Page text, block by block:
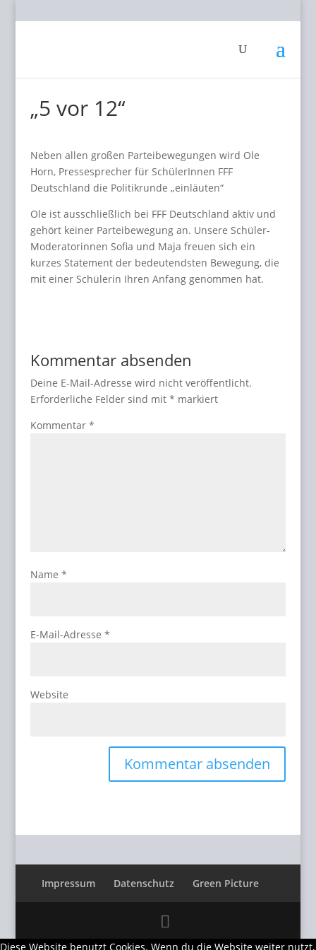
„5 vor 12“
Neben allen großen Parteibewegungen wird Ole
Horn, Pressesprecher für SchülerInnen FFF
Deutschland die Politikrunde „einläuten“
Ole ist ausschließlich bei FFF Deutschland aktiv und
gehört keiner Parteibewegung an. Unsere Schüler-
Moderatorinnen Sofia und Maja freuen sich ein
kurzes Statement der bedeutendsten Bewegung, die
mit einer Schülerin Ihren Anfang genommen hat.
Kommentar absenden
Deine E-Mail-Adresse wird nicht veröffentlicht.
Erforderliche Felder sind mit * markiert
Kommentar *
Name *
E-Mail-Adresse *
Website
Impressum Datenschutz Green Picture
Diese Website benutzt Cookies. Wenn du die Website weiter nutzt,